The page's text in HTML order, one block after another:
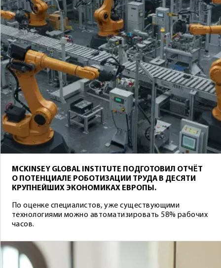
MCKINSEY GLOBAL INSTITUTE ПОДГОТОВИЛ ОТЧЁТ
О ПОТЕНЦИАЛЕ РОБОТИЗАЦИИ ТРУДА В ДЕСЯТИ
КРУПНЕЙШИХ ЭКОНОМИКАХ ЕВРОПЫ.
По оценке специалистов, уже существующими
технологиями можно автоматизировать 58% рабочих
часов.